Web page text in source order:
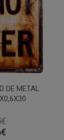
DE METAL
€